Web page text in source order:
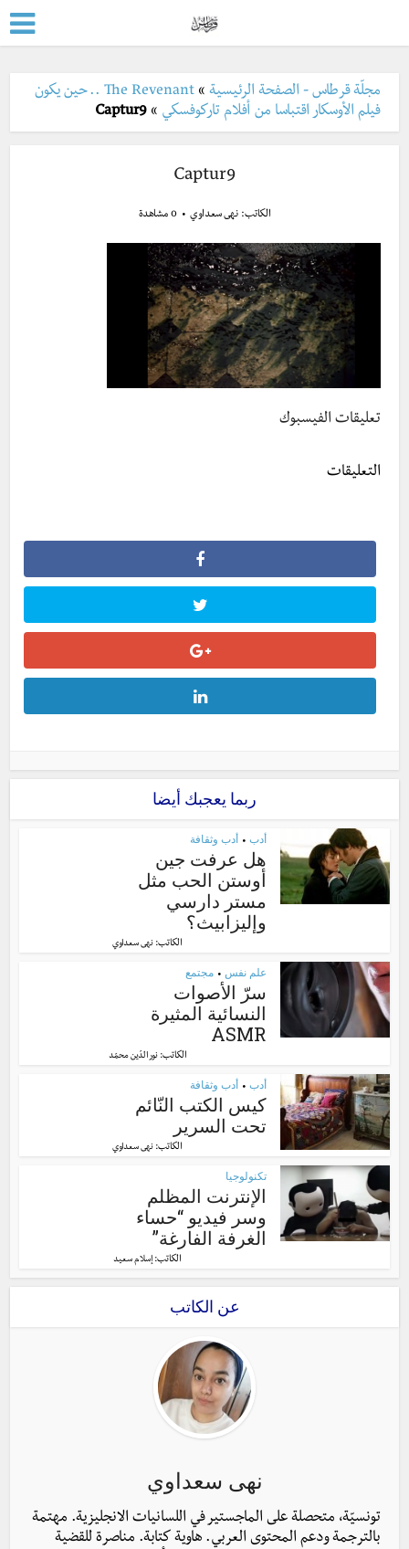
مجلّة قرطاس - الصفحة الرئيسية »
The Revenant .. حين يكون
فيلم الأوسكار اقتباسا من أفلام تاركوفسكي »
Captur9
Captur9
الكاتب:نهى سعداوي 0 مشاهدة
تعليقات الفيسبوك
التعليقات
ربما يعجبك أيضا
أدب • أدب وثقافة
هل عرفت جين
أوستن الحب مثل
مستر دارسي
وإليزابيث؟
الكاتب: نهى سعداوي
علم نفس • مجتمع
سرّ الأصوات
النسائية المثيرة
ASMR
الكاتب:نور الدّين محمّد
أدب • أدب وثقافة
كيس الكتب النّائم
تحت السرير
الكاتب: نهى سعداوي
تكنولوجيا
الإنترنت المظلم
وسر فيديو “حساء
الغرفة الفارغة”
الكاتب: إسلام سعيد
عن الكاتب
نهى سعداوي
تونسيّة، متحصلة على الماجستير في اللسانيات الانجليزية. مهتمة
بالترجمة ودعم المحتوى العربي. هاوية كتابة. مناصرة للقضية